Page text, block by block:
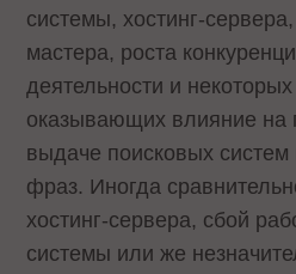
системы, хостинг-
мастера, роста
деятельности и
оказывающих влияние на
выдаче поисковых
фраз. Иногда
хостинг-сервера, сбой
системы или же